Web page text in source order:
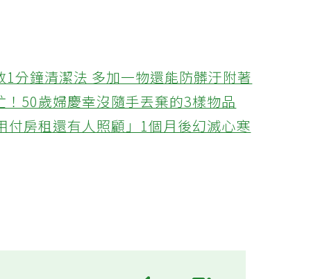
分鐘清潔法 多加一物還能防髒汙附著
50歲婦慶幸沒隨手丟棄的3樣物品
房租還有人照顧」1個月後幻滅心寒